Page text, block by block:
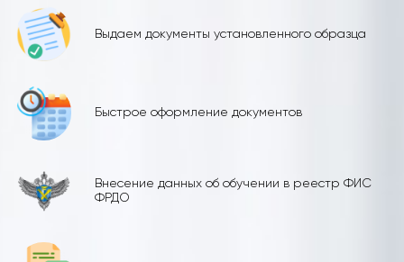
Выдаем документы установленного образца
Быстрое оформление документов
Внесение данных об обучении в реестр ФИС
ФРДО